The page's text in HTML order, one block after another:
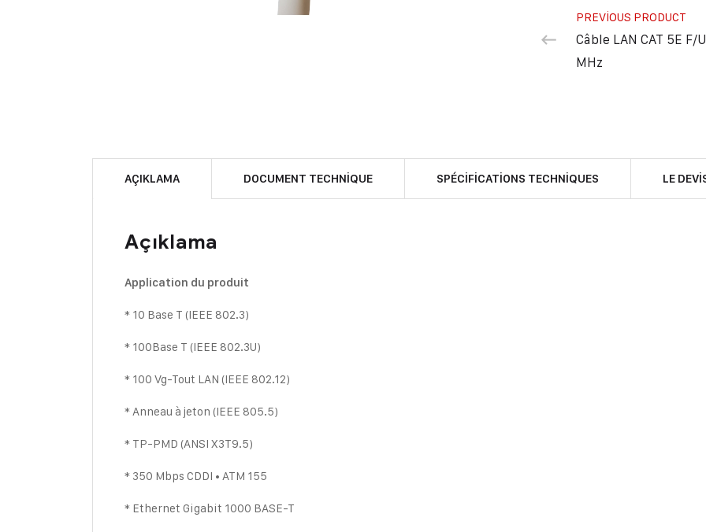
PREVIOUS PRODUCT
Câble LAN CAT 5E F/
MHz
AÇIKLAMA DOCUMENT TECHNIQUE SPÉCIFICATIONS TECHNIQUES LE
Açıklama
Application du produit
* 10 Base T (IEEE 802.3)
* 100Base T (IEEE 802.3U)
* 100 Vg-Tout LAN (IEEE 802.12)
* Anneau à jeton (IEEE 805.5)
* TP-PMD (ANSI X3T9.5)
* 350 Mbps CDDI • ATM 155
* Ethernet Gigabit 1000 BASE-T